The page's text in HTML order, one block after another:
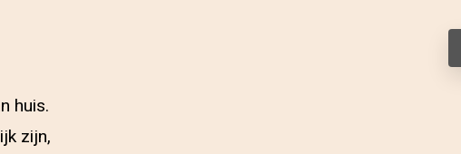
huis.
zijn,